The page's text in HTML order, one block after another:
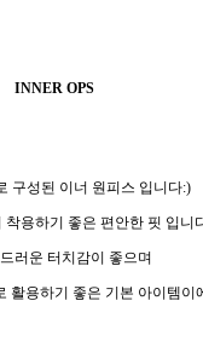
INNER OPS
구성된 이너 원피스 입니다:)
착용하기 좋은 편안한 핏 입니
러운 터치감이 좋으며
활용하기 좋은 기본 아이템이